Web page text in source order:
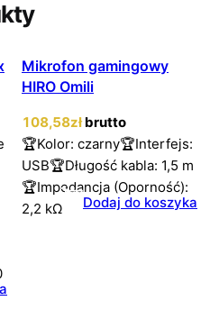
Mikrofon gamingowy
HIRO Omili
108,58zł brutto
🏆Kolor: czarny🏆Interfejs:
USB🏆Długość kabla: 1,5 m
🏆Impedancja (Oporność):
2,2 kΩ
Dodaj do koszyka